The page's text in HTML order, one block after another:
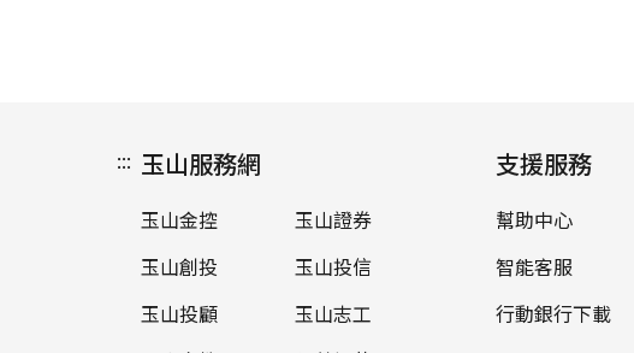
::: 玉山服務網
玉山金控
玉山證券
玉山創投
玉山投信
玉山投顧
玉山志工
支援服務
幫助中心
智能客服
行動銀行下載